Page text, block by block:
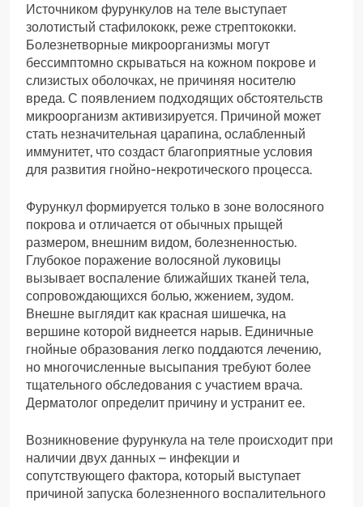
Источником фурункулов на теле выступает
золотистый стафилококк, реже стрептококки.
Болезнетворные микроорганизмы могут
бессимптомно скрываться на кожном покрове и
слизистых оболочках, не причиняя носителю
вреда. С появлением подходящих обстоятельств
микроорганизм активизируется. Причиной может
стать незначительная царапина, ослабленный
иммунитет, что создаст благоприятные условия
для развития гнойно-некротического процесса.
Фурункул формируется только в зоне волосяного
покрова и отличается от обычных прыщей
размером, внешним видом, болезненностью.
Глубокое поражение волосяной луковицы
вызывает воспаление ближайших тканей тела,
сопровождающихся болью, жжением, зудом.
Внешне выглядит как красная шишечка, на
вершине которой виднеется нарыв. Единичные
гнойные образования легко поддаются лечению,
но многочисленные высыпания требуют более
тщательного обследования с участием врача.
Дерматолог определит причину и устранит ее.
Возникновение фурункула на теле происходит при
наличии двух данных – инфекции и
сопутствующего фактора, который выступает
причиной запуска болезненного воспалительного